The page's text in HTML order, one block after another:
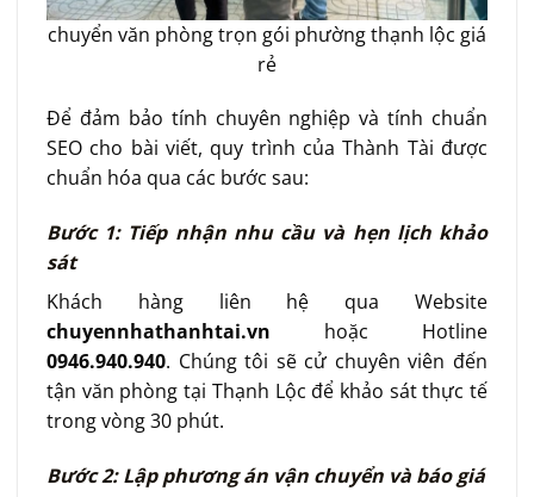
chuyển văn phòng trọn gói phường thạnh lộc giá
rẻ
Để đảm bảo tính chuyên nghiệp và tính chuẩn
SEO cho bài viết, quy trình của Thành Tài được
chuẩn hóa qua các bước sau:
Bước 1: Tiếp nhận nhu cầu và hẹn lịch khảo
sát
Khách hàng liên hệ qua Website
chuyennhathanhtai.vn hoặc Hotline
0946.940.940. Chúng tôi sẽ cử chuyên viên đến
tận văn phòng tại Thạnh Lộc để khảo sát thực tế
trong vòng 30 phút.
Bước 2: Lập phương án vận chuyển và báo giá